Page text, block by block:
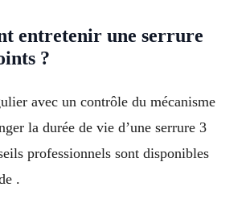
entretenir une serrure
?
avec un contrôle du mécanisme
la durée de vie d’une serrure 3
professionnels sont disponibles
.